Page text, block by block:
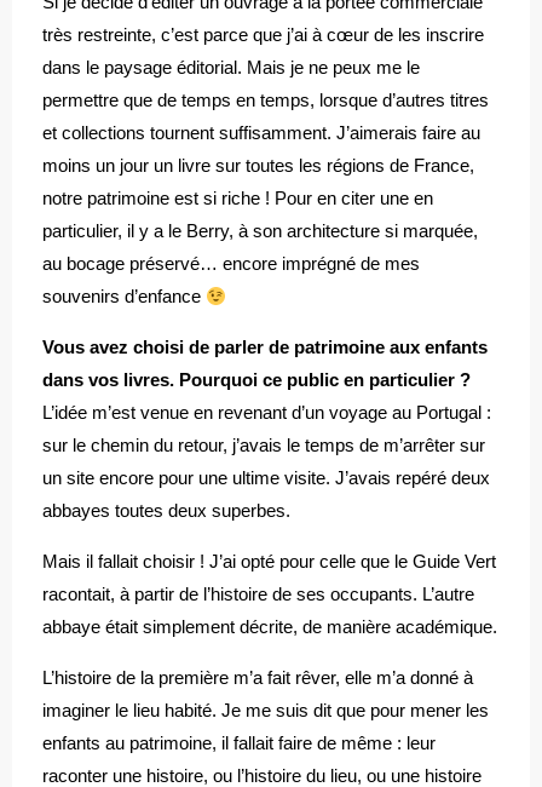
très restreinte, c’est parce que j’ai à cœur de les inscrire
dans le paysage éditorial. Mais je ne peux me le
permettre que de temps en temps, lorsque d’autres titres
et collections tournent suffisamment. J’aimerais faire au
moins un jour un livre sur toutes les régions de France,
notre patrimoine est si riche ! Pour en citer une en
particulier, il y a le Berry, à son architecture si marquée,
au bocage préservé… encore imprégné de mes
souvenirs d’enfance
Vous avez choisi de parler de patrimoine aux enfants
dans vos livres. Pourquoi ce public en particulier ?
L’idée m’est venue en revenant d’un voyage au Portugal :
sur le chemin du retour, j’avais le temps de m’arrêter sur
un site encore pour une ultime visite. J’avais repéré deux
abbayes toutes deux superbes.
Mais il fallait choisir ! J’ai opté pour celle que le Guide Vert
racontait, à partir de l’histoire de ses occupants. L’autre
abbaye était simplement décrite, de manière académique.
L’histoire de la première m’a fait rêver, elle m’a donné à
imaginer le lieu habité. Je me suis dit que pour mener les
enfants au patrimoine, il fallait faire de même : leur
raconter une histoire, ou l’histoire du lieu, ou une histoire